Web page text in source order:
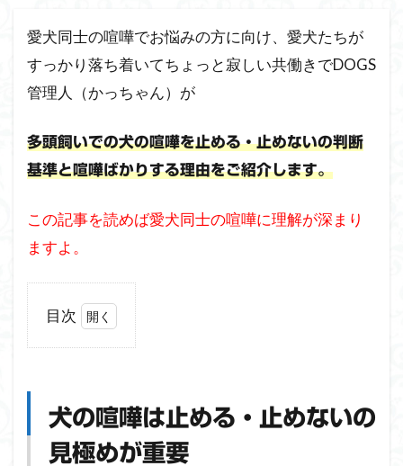
愛犬同士の喧嘩でお悩みの方に向け、愛犬たちが
すっかり落ち着いてちょっと寂しい共働きでDOGS
管理人（かっちゃん）が
多頭飼いでの犬の喧嘩を止める・止めないの判断
基準と喧嘩ばかりする理由をご紹介します。
この記事を読めば愛犬同士の喧嘩に理解が深まり
ますよ。
目次
め
る・
止め
犬の喧嘩は止める・止めないの
見極めが重要